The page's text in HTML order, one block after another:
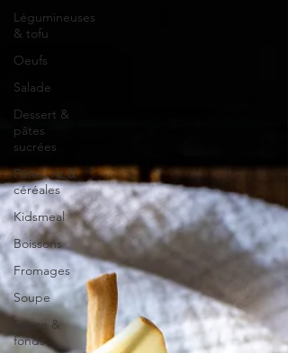
Légumineuses
& tofu
Oeufs
Salade
Dessert &
pâtes
sucrées
Pâtes, riz &
céréales
Kidsmeal
Boissons
Fromages
Soupe
Sauce &
fonds